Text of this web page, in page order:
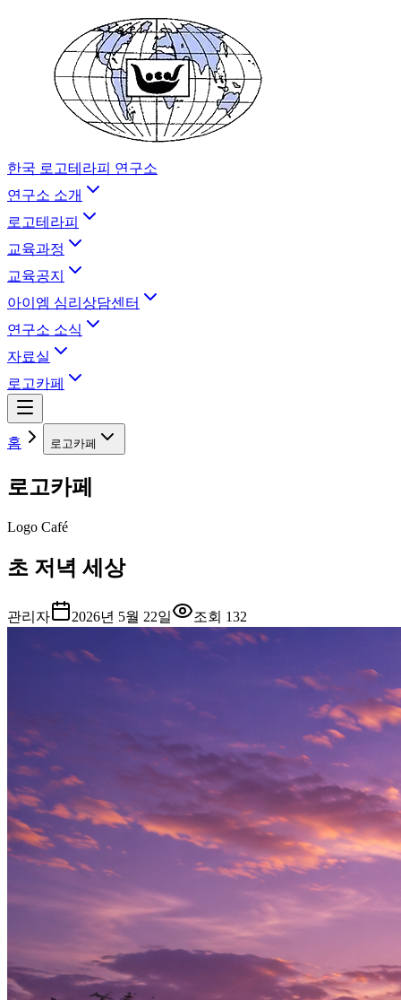
한국 로고테라피 연구소
연구소 소개
로고테라피
교육과정
교육공지
아이엠 심리상담센터
연구소 소식
자료실
로고카페
홈 로고카페
로고카페
Logo Café
초 저녁 세상
관리자 2026년 5월 22일 조회 132